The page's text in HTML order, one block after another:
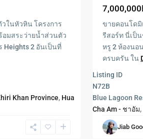
ในหัวหิน โครงการ
อมสระว่ายน้ำส่วนตัว
Heights 2 อันเป็นที่
Khan Province, Hua
ขายคอนโดมิ
รีสอร์ท นี่เป็
หรู 2 ห้องนอ
ครบครัน ใน
Listing ID
N72B
Blue Lagoon
Cha Am - ชาอัม,
Jiab